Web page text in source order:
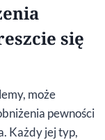
się
może
pewności
Każdy jej typ,